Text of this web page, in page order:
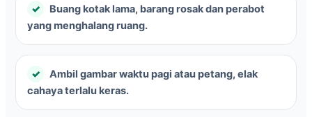
Buang kotak lama, barang rosak dan perabot
yang menghalang ruang.
Ambil gambar waktu pagi atau petang, elak
cahaya terlalu keras.